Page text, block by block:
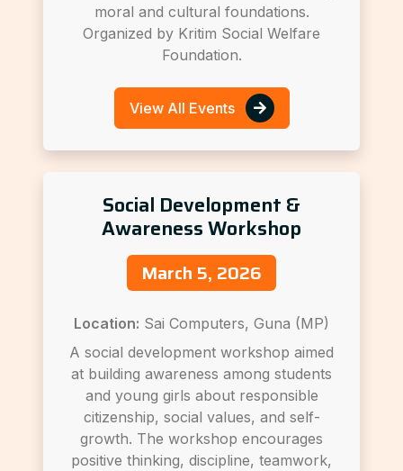
moral and cultural foundations.
Organized by Kritim Social Welfare
Foundation.
View All Events
Social Development &
Awareness Workshop
March 5, 2026
Location: Sai Computers, Guna (MP)
A social development workshop aimed
at building awareness among students
and young girls about responsible
citizenship, social values, and self-
growth. The workshop encourages
positive thinking, discipline, teamwork,